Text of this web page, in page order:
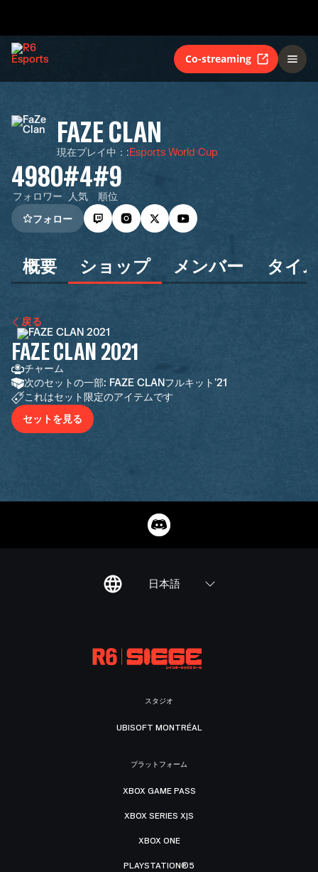
Co-streaming
FAZE CLAN
現在プレイ中： :Esports World Cup
4980
フォロワー
#4
人気
#9
順位
フォロー
概要 ショップ メンバー タイ
戻る
FAZE CLAN 2021
チャーム
次のセットの一部: FAZE CLANフルキット'21
これはセット限定のアイテムです
セットを見る
日本語
スタジオ
UBISOFT MONTRÉAL
プラットフォーム
XBOX GAME PASS
XBOX SERIES X|S
XBOX ONE
PLAYSTATION®5